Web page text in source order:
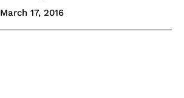
March 17, 2016